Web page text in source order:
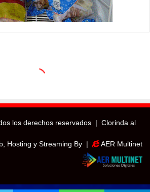
los derechos reservados | Clorinda al
Hosting y Streaming By |
AER Multinet